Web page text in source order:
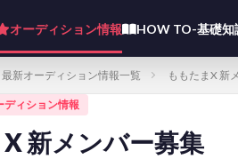
オーディション情報 HOW TO-基礎知
最新オーディション情報一覧 ももたまX 新
ディション情報
新メンバー募集